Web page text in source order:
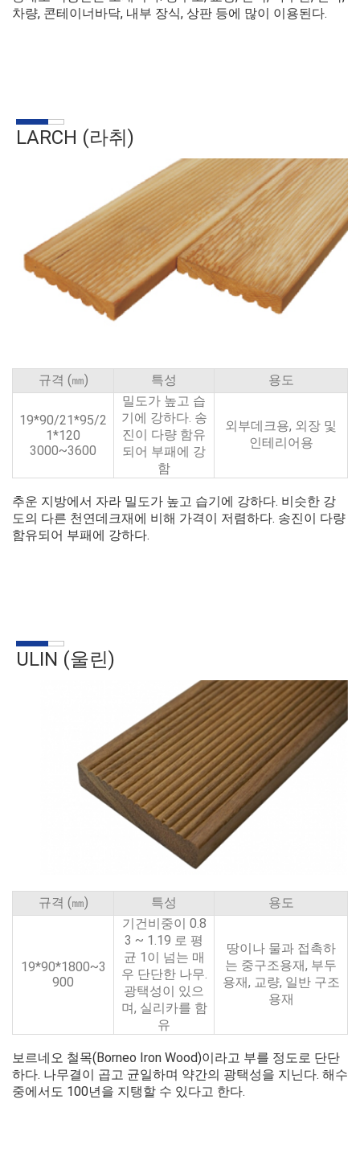
차량, 콘테이너바닥, 내부 장식, 상판 등에 많이 이용된다.
LARCH (라취)
규격 (㎜) 특성 용도
19*90/21*95/2
1*120
3000~3600
밀도가 높고 습
기에 강하다. 송
진이 다량 함유
되어 부패에 강
함
외부데크용, 외장 및
인테리어용
추운 지방에서 자라 밀도가 높고 습기에 강하다. 비슷한 강
도의 다른 천연데크재에 비해 가격이 저렴하다. 송진이 다량
함유되어 부패에 강하다.
ULIN (울린)
규격 (㎜) 특성 용도
19*90*1800~3
900
기건비중이 0.8
3 ~ 1.19 로 평
균 1이 넘는 매
우 단단한 나무.
광택성이 있으
며, 실리카를 함
유
땅이나 물과 접촉하
는 중구조용재, 부두
용재, 교량, 일반 구조
용재
보르네오 철목(Borneo Iron Wood)이라고 부를 정도로 단단
하다. 나무결이 곱고 균일하며 약간의 광택성을 지닌다. 해수
중에서도 100년을 지탱할 수 있다고 한다.